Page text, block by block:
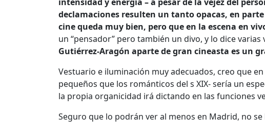
declamaciones resulten un tanto opacas, en
cine queda muy bien, pero que en la escena en
un “pensador” pero también un divo, y lo dice varias
Gutiérrez-Aragón aparte de gran cineasta es un
Vestuario e iluminación muy adecuados, creo que
pequeños que los románticos del s XIX- sería un
la propia organicidad irá dictando en las funciones
Seguro que lo podrán ver al menos en Madrid, no